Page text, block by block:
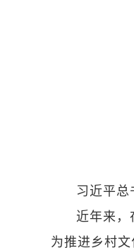
习近平
近年来，
为推进乡村